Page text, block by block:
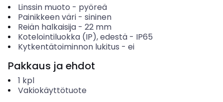
Linssin muoto - pyöreä
Painikkeen väri- sininen
Reiän halkaisija- 22 mm
Kotelointiluokka (IP), edestä- IP65
Kytkentätoiminnon lukitus - ei
Pakkaus ja ehdot
1 kpl
Vakiokäyttötuote